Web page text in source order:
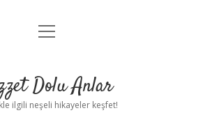
Anasayfa
Yasal Uyarı
menüyü
Dolu Anlar
ilgili neşeli hikayeler keşfet!